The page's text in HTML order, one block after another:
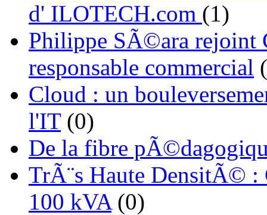
d' ILOTECH.com (1)
Philippe SÃ©ara rejoint
responsable commercial
Cloud : un
l'IT(0)
De la fibre
TrÃ¨s Haute DensitÃ© :
100 kVA(0)